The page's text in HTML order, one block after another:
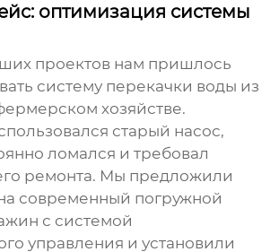
оптимизация системы
проектов нам пришлось
систему перекачки воды из
хозяйстве.
старый насос,
ломался и требовал
ремонта. Мы предложили
современный погружной
с системой
управления и установили